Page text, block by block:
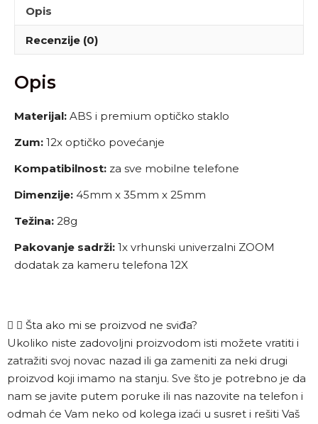
Opis
Recenzije (0)
Opis
Materijal: ABS i premium optičko staklo
Zum: 12x optičko povećanje
Kompatibilnost: za sve mobilne telefone
Dimenzije: 45mm x 35mm x 25mm
Težina: 28g
Pakovanje sadrži: 1x vrhunski univerzalni ZOOM
dodatak za kameru telefona 12X
Šta ako mi se proizvod ne sviđa?
Ukoliko niste zadovoljni proizvodom isti možete vratiti i
zatražiti svoj novac nazad ili ga zameniti za neki drugi
proizvod koji imamo na stanju. Sve što je potrebno je da
nam se javite putem poruke ili nas nazovite na telefon i
odmah će Vam neko od kolega izaći u susret i rešiti Vaš